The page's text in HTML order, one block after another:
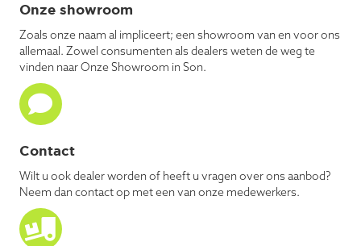
Onze showroom
Zoals onze naam al impliceert; een showroom van en voor ons
allemaal. Zowel consumenten als dealers weten de weg te
vinden naar Onze Showroom in Son.
Contact
Wilt u ook dealer worden of heeft u vragen over ons aanbod?
Neem dan contact op met een van onze medewerkers.